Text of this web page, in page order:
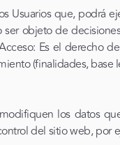
Usuarios que,
objeto de
Es el derecho
(finalidades,
los datos
del sitio web,